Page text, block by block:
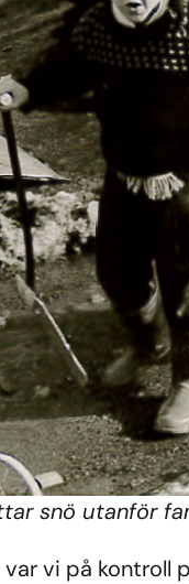
snö utanför
var vi på